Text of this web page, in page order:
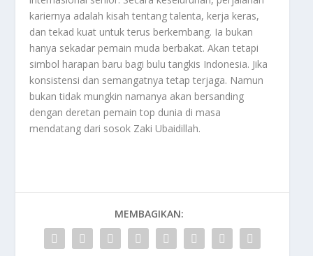
kariernya adalah kisah tentang talenta, kerja keras,
dan tekad kuat untuk terus berkembang. Ia bukan
hanya sekadar pemain muda berbakat. Akan tetapi
simbol harapan baru bagi bulu tangkis Indonesia. Jika
konsistensi dan semangatnya tetap terjaga. Namun
bukan tidak mungkin namanya akan bersanding
dengan deretan pemain top dunia di masa
mendatang dari sosok Zaki Ubaidillah.
MEMBAGIKAN: